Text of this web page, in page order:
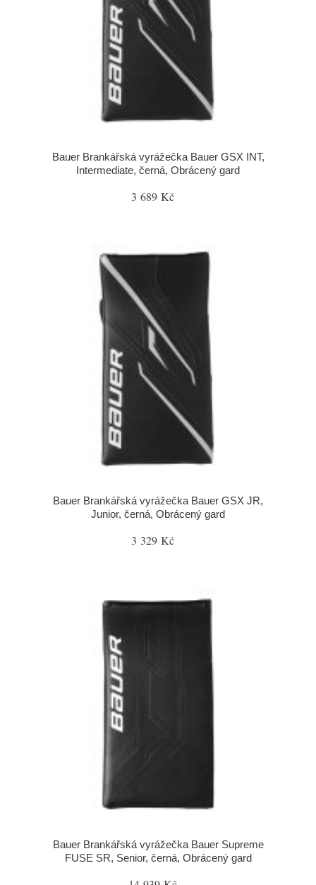
Bauer Brankářská vyrážečka Bauer GSX INT,
Intermediate, černá, Obrácený gard
3 689 Kč
Bauer Brankářská vyrážečka Bauer GSX JR,
Junior, černá, Obrácený gard
3 329 Kč
Bauer Brankářská vyrážečka Bauer Supreme
FUSE SR, Senior, černá, Obrácený gard